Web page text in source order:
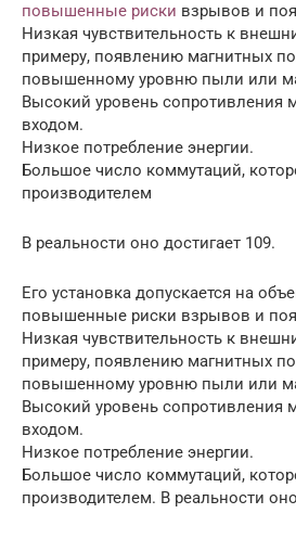
повышенные риски взрывов и
Низкая чувствительность к
примеру, появлению магнитных
повышенному уровню пыли или
Высокий уровень сопротивления
входом.
Низкое потребление энергии.
Большое число коммутаций,
производителем
В реальности оно достигает 109.
Его установка допускается на
повышенные риски взрывов и
Низкая чувствительность к
примеру, появлению магнитных
повышенному уровню пыли или
Высокий уровень сопротивления
входом.
Низкое потребление энергии.
Большое число коммутаций,
производителем. В реальности